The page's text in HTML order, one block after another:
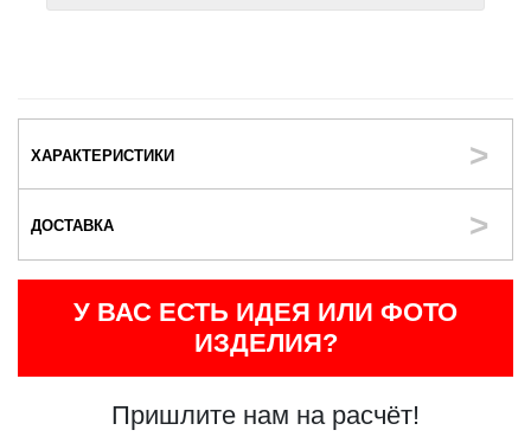
ХАРАКТЕРИСТИКИ
ДОСТАВКА
У ВАС ЕСТЬ ИДЕЯ ИЛИ ФОТО
ИЗДЕЛИЯ?
Пришлите нам на расчёт!